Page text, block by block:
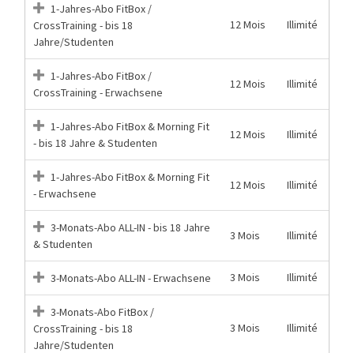
1-Jahres-Abo FitBox /
CrossTraining - bis 18
Jahre/Studenten
12 Mois Illimité
1-Jahres-Abo FitBox /
CrossTraining - Erwachsene
12 Mois Illimité
1-Jahres-Abo FitBox & Morning Fit
- bis 18 Jahre & Studenten
12 Mois Illimité
1-Jahres-Abo FitBox & Morning Fit
- Erwachsene
12 Mois Illimité
3-Monats-Abo ALL-IN - bis 18 Jahre
& Studenten
3 Mois Illimité
3-Monats-Abo ALL-IN - Erwachsene 3 Mois Illimité
3-Monats-Abo FitBox /
CrossTraining - bis 18
Jahre/Studenten
3 Mois Illimité